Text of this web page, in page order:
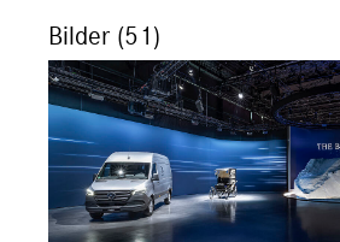
Bilder (51)